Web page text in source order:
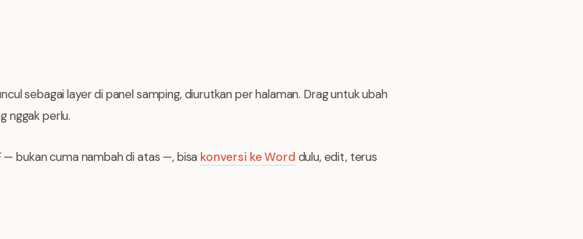
sebagai layer di panel samping, diurutkan per halaman. Drag untuk ubah
nggak perlu.
— bukan cuma nambah di atas —, bisa konversi ke Word dulu, edit, terus